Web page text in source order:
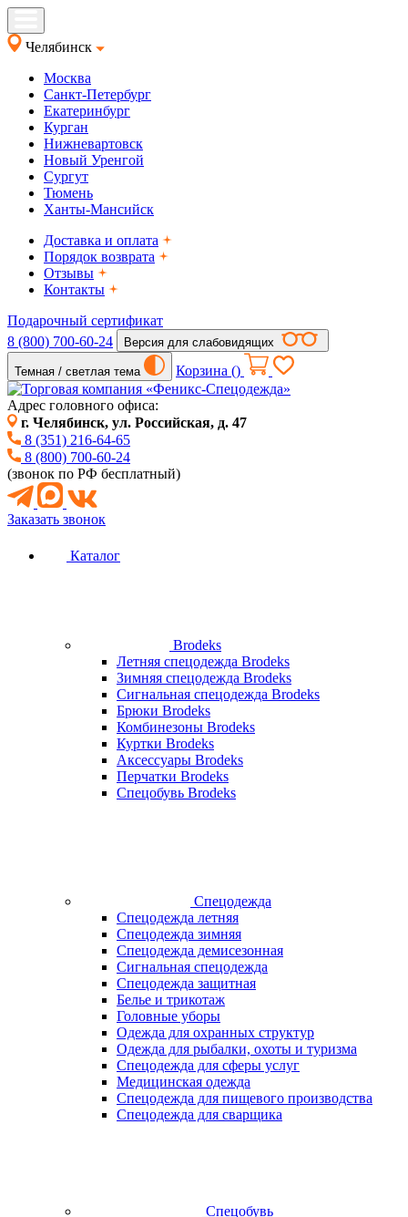
Челябинск
Москва
Санкт-Петербург
Екатеринбург
Курган
Нижневартовск
Новый Уренгой
Сургут
Тюмень
Ханты-Мансийск
Доставка и оплата
Порядок возврата
Отзывы
Контакты
Подарочный сертификат
8 (800) 700-60-24
Версия для слабовидящих
Темная / светлая тема Корзина ()
Адрес головного офиса:
г. Челябинск, ул. Российская, д. 47
8 (351) 216-64-65
8 (800) 700-60-24
(звонок по РФ бесплатный)
Заказать звонок
Каталог
Brodeks
Летняя спецодежда Brodeks
Зимняя спецодежда Brodeks
Сигнальная спецодежда Brodeks
Брюки Brodeks
Комбинезоны Brodeks
Куртки Brodeks
Аксессуары Brodeks
Перчатки Brodeks
Спецобувь Brodeks
Спецодежда
Спецодежда летняя
Спецодежда зимняя
Спецодежда демисезонная
Сигнальная спецодежда
Спецодежда защитная
Белье и трикотаж
Головные уборы
Одежда для охранных структур
Одежда для рыбалки, охоты и туризма
Спецодежда для сферы услуг
Медицинская одежда
Спецодежда для пищевого производства
Спецодежда для сварщика
Спецобувь